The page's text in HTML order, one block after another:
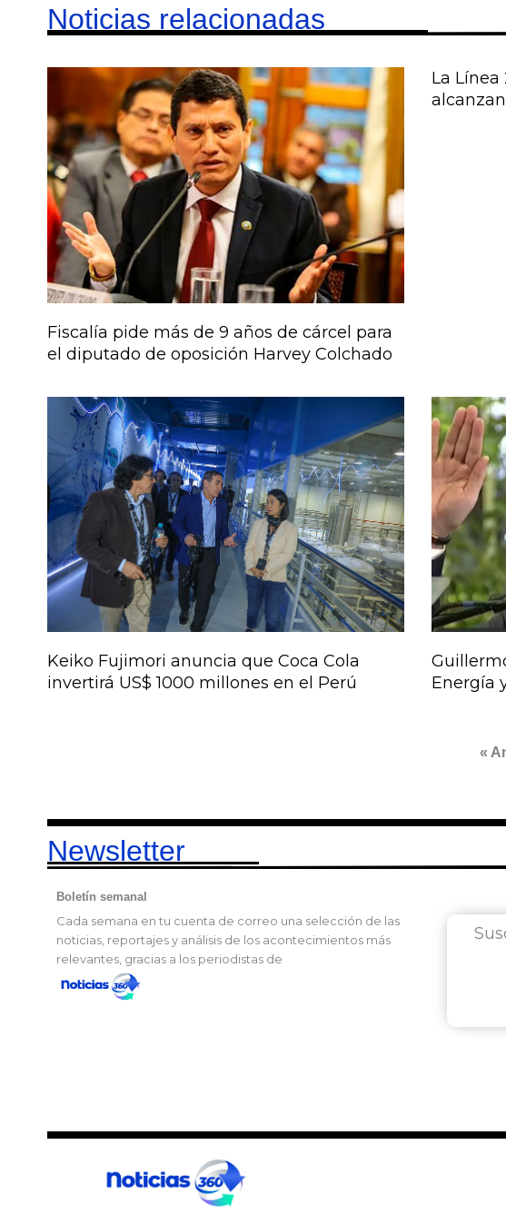
Noticias relacionadas
Fiscalía pide más de 9 años de cárcel para
el diputado de oposición Harvey Colchado
La
Keiko Fujimori anuncia que Coca Cola
invertirá US$ 1000 millones en el Perú
Energía
«
Newsletter
Boletín semanal
Cada semana en tu cuenta de correo una selección de las
noticias, reportajes y análisis de los acontecimientos más
relevantes, gracias a los periodistas de